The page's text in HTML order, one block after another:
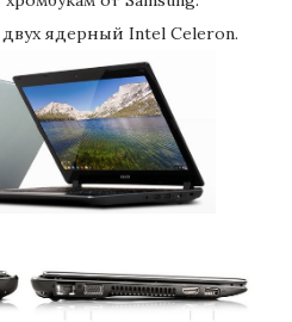
ядерный Intel Celeron.